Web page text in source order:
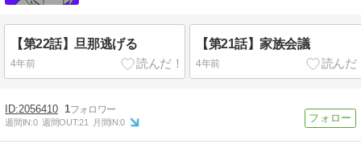
【第22話】旦那逃げる
4年前
【第21話】家族会議
4年前
2056410 1
週間IN:0 週間OUT:21 月間IN:0